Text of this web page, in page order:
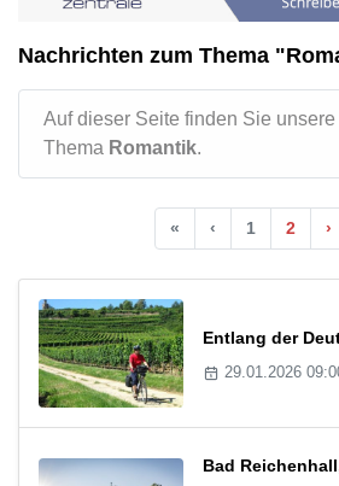
Nachrichten zum Thema
Auf dieser Seite finden Sie
Thema Romantik.
« ‹ 1 2 ›
Entlang der
29.01.2026
Bad